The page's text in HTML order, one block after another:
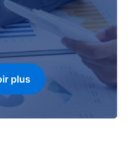
plus